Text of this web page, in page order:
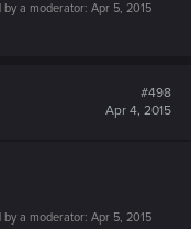
by a moderator: Apr 5, 2015
#498
Apr 4, 2015
by a moderator: Apr 5, 2015